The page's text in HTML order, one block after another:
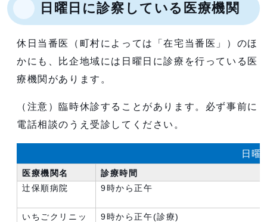
日曜日に診察している医療機関
休日当番医（町村によっては「在宅当番医」）のほ
かにも、比企地域には日曜日に診療を行っている医
療機関があります。
（注意）臨時休診することがあります。必ず事前に
電話相談のうえ受診してください。
日曜
医療機関名
診療時間
辻保順病院
9時から正午
いちごクリニッ
9時から正午(診療)